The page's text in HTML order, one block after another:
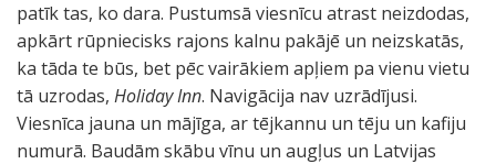
patīk tas, ko dara. Pustumsā viesnīcu atrast neizdodas,
apkārt rūpniecisks rajons kalnu pakājē un neizskatās,
ka tāda te būs, bet pēc vairākiem apļiem pa vienu vietu
tā uzrodas, Holiday Inn. Navigācija nav uzrādījusi.
Viesnīca jauna un mājīga, ar tējkannu un tēju un kafiju
numurā. Baudām skābu vīnu un augļus un Latvijas